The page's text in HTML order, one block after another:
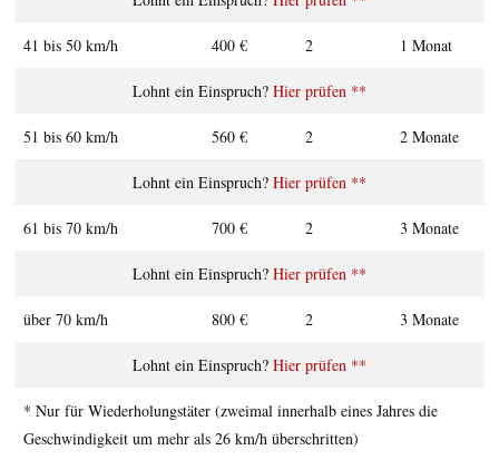
41 bis 50 km/h 400 € 2 1 Monat
Hier prüfen **
51 bis 60 km/h 560 € 2 2 Monate
Hier prüfen **
61 bis 70 km/h 700 € 2 3 Monate
Hier prüfen **
über 70 km/h 800 € 2 3 Monate
Hier prüfen **
* Nur für Wiederholungstäter (zweimal innerhalb eines Jahres die
Geschwindigkeit um mehr als 26 km/h überschritten)